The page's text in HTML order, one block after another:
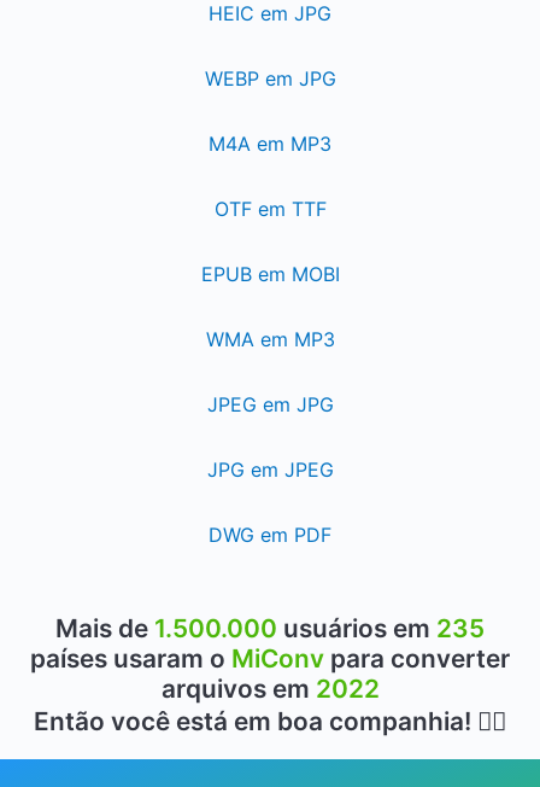
HEIC em JPG
WEBP em JPG
M4A em MP3
OTF em TTF
EPUB em MOBI
WMA em MP3
JPEG em JPG
JPG em JPEG
DWG em PDF
Mais de 1.500.000 usuários em 235
países usaram o MiConv para converter
arquivos em 2022
Então você está em boa companhia! 👍🏻